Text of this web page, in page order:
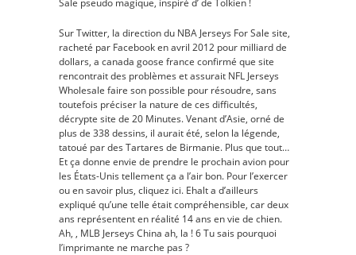
Sale pseudo magique, inspiré d’ de Tolkien !
Sur Twitter, la direction du NBA Jerseys For Sale site,
racheté par Facebook en avril 2012 pour milliard de
dollars, a canada goose france confirmé que site
rencontrait des problèmes et assurait NFL Jerseys
Wholesale faire son possible pour résoudre, sans
toutefois préciser la nature de ces difficultés,
décrypte site de 20 Minutes. Venant d’Asie, orné de
plus de 338 dessins, il aurait été, selon la légende,
tatoué par des Tartares de Birmanie. Plus que tout…
Et ça donne envie de prendre le prochain avion pour
les États-Unis tellement ça a l’air bon. Pour l’exercer
ou en savoir plus, cliquez ici. Ehalt a d’ailleurs
expliqué qu’une telle était compréhensible, car deux
ans représentent en réalité 14 ans en vie de chien.
Ah, , MLB Jerseys China ah, la ! 6 Tu sais pourquoi
l’imprimante ne marche pas ?